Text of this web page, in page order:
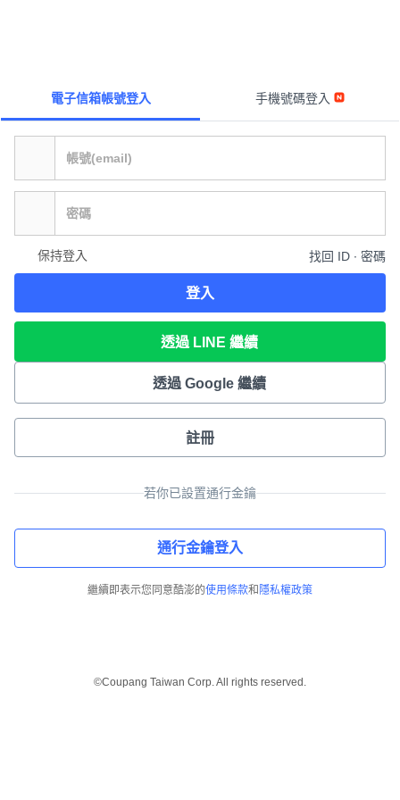
電子信箱帳號登入 手機號碼登入
保持登入 找回 ID ∙ 密碼
登入
透過 LINE 繼續
透過 Google 繼續
註冊
若你已設置通行金鑰
通行金鑰登入
繼續即表示您同意酷澎的使用條款和 隱私權政策
©Coupang Taiwan Corp. All rights reserved.